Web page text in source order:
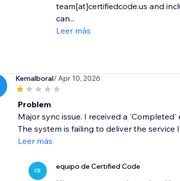
team[at]certifiedcode.us and
can...
Leer más
Kemalboral/ Apr 10, 2026
Problem
Major sync issue. I received a
The system is failing to deliver the service
Leer más
CE equipo de Certified Code